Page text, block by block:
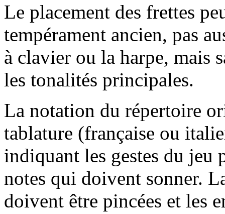
Le placement des frettes
tempérament ancien, pas
à clavier ou la harpe, mais
les tonalités principales.
La notation du répertoire
tablature (française ou
indiquant les gestes du jeu
notes qui doivent sonner.
doivent être pincées et les